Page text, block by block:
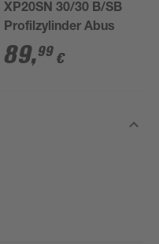
XP20SN 30/30 B/SB
Profilzylinder Abus
89,99 €